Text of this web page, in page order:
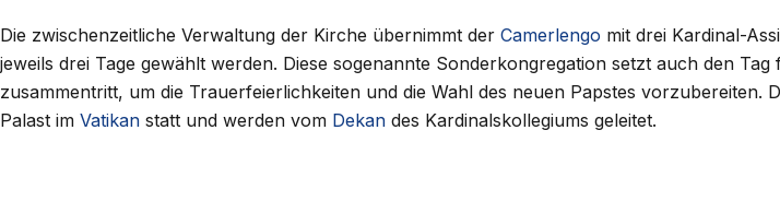
Die zwischenzeitliche Verwaltung der Kirche übernimmt der Camerlengo mit drei Kardinal-
jeweils drei Tage gewählt werden. Diese sogenannte Sonderkongregation setzt auch den
zusammentritt, um die Trauerfeierlichkeiten und die Wahl des neuen Papstes
Palast im Vatikan statt und werden vom Dekan des Kardinalskollegiums geleitet.